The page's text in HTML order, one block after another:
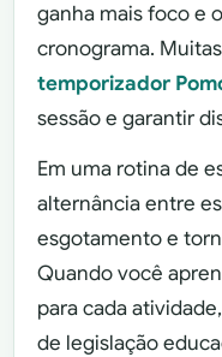
ganha mais foco e
cronograma.
temporizador
sessão e garantir
Em uma rotina de
alternância entre
esgotamento e
Quando você
para cada
de legislação